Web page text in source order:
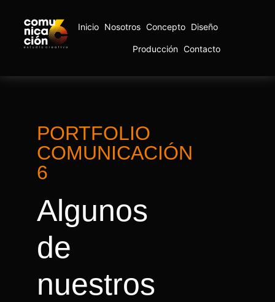
Inicio Nosotros Concepto Diseño
Producción Contacto
PORTFOLIO
COMUNICACIÓN
6
Algunos
de
nuestros